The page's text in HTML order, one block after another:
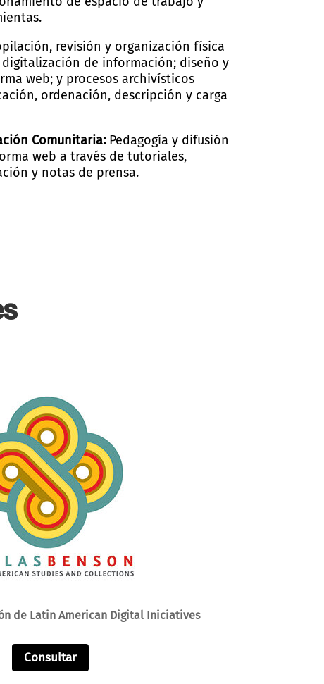
revisión y organización física
de información; diseño y
web; y procesos archivísticos
ordenación, descripción y carga
Comunitaria: Pedagogía y difusión
web a través de tutoriales,
y notas de prensa.
de Latin American Digital Iniciatives
Consultar